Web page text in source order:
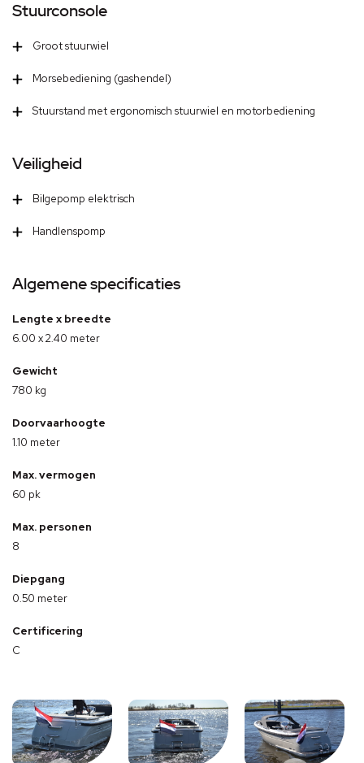
Stuurconsole
Groot stuurwiel
Morsebediening (gashendel)
Stuurstand met ergonomisch stuurwiel en motorbediening
Veiligheid
Bilgepomp elektrisch
Handlenspomp
Algemene specificaties
Lengte x breedte
6.00 x 2.40 meter
Gewicht
780 kg
Doorvaarhoogte
1.10 meter
Max. vermogen
60 pk
Max. personen
8
Diepgang
0.50 meter
Certificering
C